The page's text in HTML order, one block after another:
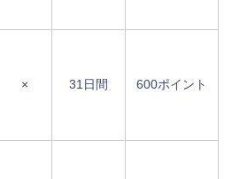
× 31日間 600ポイント